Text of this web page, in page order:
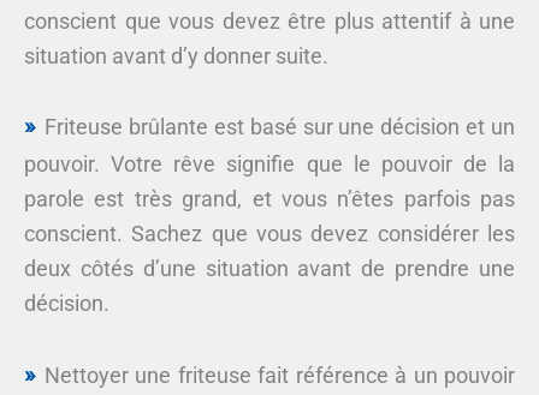
conscient que vous devez être plus attentif à une
situation avant d’y donner suite.
Friteuse brûlante est basé sur une décision et un
pouvoir. Votre rêve signifie que le pouvoir de la
parole est très grand, et vous n’êtes parfois pas
conscient. Sachez que vous devez considérer les
deux côtés d’une situation avant de prendre une
décision.
Nettoyer une friteuse fait référence à un pouvoir